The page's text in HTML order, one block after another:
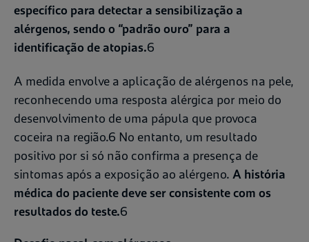
específico para detectar a sensibilização a
alérgenos, sendo o “padrão ouro” para a
identificação de atopias.6
A medida envolve a aplicação de alérgenos na pele,
reconhecendo uma resposta alérgica por meio do
desenvolvimento de uma pápula que provoca
coceira na região.6 No entanto, um resultado
positivo por si só não confirma a presença de
sintomas após a exposição ao alérgeno. A história
médica do paciente deve ser consistente com os
resultados do teste.6